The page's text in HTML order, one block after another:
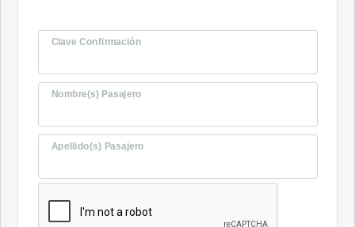
Clave Confirmación
Nombre(s) Pasajero
Apellido(s) Pasajero